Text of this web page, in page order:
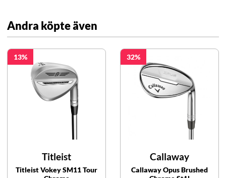
Andra köpte även
13
Titleist
Titleist Vokey SM11 Tour
32
Callaway
Callaway Opus Brushed